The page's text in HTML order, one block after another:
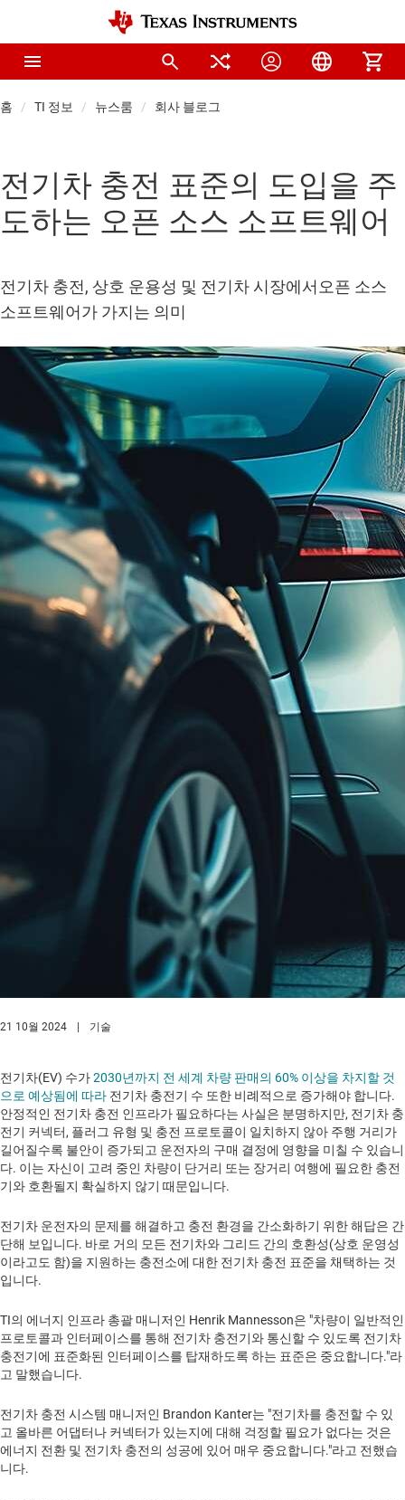
홈 TI 정보 뉴스룸 회사 블로그
전기차 충전 표준의 도입을 주
도하는 오픈 소스 소프트웨어
전기차 충전, 상호 운용성 및 전기차 시장에서오픈 소스
소프트웨어가 가지는 의미
21 10월 2024 기술
전기차(EV) 수가2030년까지 전 세계 차량 판매의 60% 이상을 차지할 것
으로 예상됨에 따라 전기차 충전기 수 또한 비례적으로 증가해야 합니다.
안정적인 전기차 충전 인프라가 필요하다는 사실은 분명하지만, 전기차 충
전기 커넥터, 플러그 유형 및 충전 프로토콜이 일치하지 않아 주행 거리가
길어질수록 불안이 증가되고 운전자의 구매 결정에 영향을 미칠 수 있습니
다. 이는 자신이 고려 중인 차량이 단거리 또는 장거리 여행에 필요한 충전
기와 호환될지 확실하지 않기 때문입니다.
전기차 운전자의 문제를 해결하고 충전 환경을 간소화하기 위한 해답은 간
단해 보입니다. 바로 거의 모든 전기차와 그리드 간의 호환성(상호 운영성
이라고도 함)을 지원하는 충전소에 대한 전기차 충전 표준을 채택하는 것
입니다.
TI의 에너지 인프라 총괄 매니저인 Henrik Mannesson은 "차량이 일반적인
프로토콜과 인터페이스를 통해 전기차 충전기와 통신할 수 있도록 전기차
충전기에 표준화된 인터페이스를 탑재하도록 하는 표준은 중요합니다."라
고 말했습니다.
전기차 충전 시스템 매니저인 Brandon Kanter는 "전기차를 충전할 수 있
고 올바른 어댑터나 커넥터가 있는지에 대해 걱정할 필요가 없다는 것은
에너지 전환 및 전기차 충전의 성공에 있어 매우 중요합니다."라고 전했습
니다.